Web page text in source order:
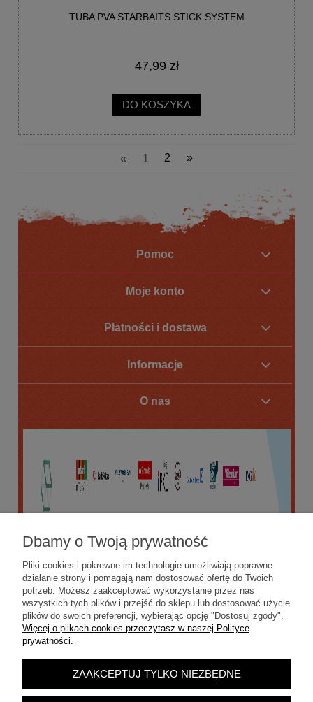
TUBA PVA STARBAITS STICK SYSTEM
47,99 zł
DO KOSZYKA
« 1 2 »
Pomoc
Moje konto
Płatności i dostawa
Informacje
O nas
POKAŻ PEŁNĄ WERSJĘ STRONY
Sklep internetowy Shoper.pl
Dbamy o Twoją prywatność
Pliki cookies i pokrewne im technologie umożliwiają poprawne
działanie strony i pomagają nam dostosować ofertę do Twoich
potrzeb. Możesz zaakceptować wykorzystanie przez nas
wszystkich tych plików i przejść do sklepu lub dostosować użycie
plików do swoich preferencji, wybierając opcję "Dostosuj zgody".
Więcej o plikach cookies przeczytasz w naszej Polityce
prywatności.
ZAAKCEPTUJ TYLKO NIEZBĘDNE